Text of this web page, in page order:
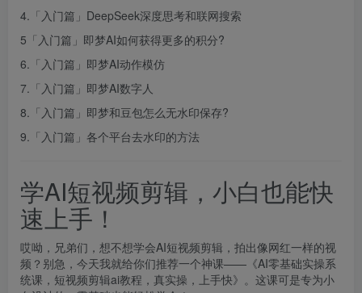
4.「入门篇」DeepSeek深度思考和联网搜索
5「入门篇」即梦AI如何获得更多的积分?
6.「入门篇」即梦AI动作模仿
7.「入门篇」即梦AI数字人
8.「入门篇」即梦和豆包怎么无水印保存?
9.「入门篇」各个平台去水印的方法
学AI短视频剪辑，小白也能快
速上手！
哎呦，兄弟们，想不想学会AI短视频剪辑，拍出像网红一样的视
频？别急，今天我就给你们推荐一个神课——《AI零基础实操系
统课，短视频剪辑ai教程，真实操，上手快》。这课可是专为小